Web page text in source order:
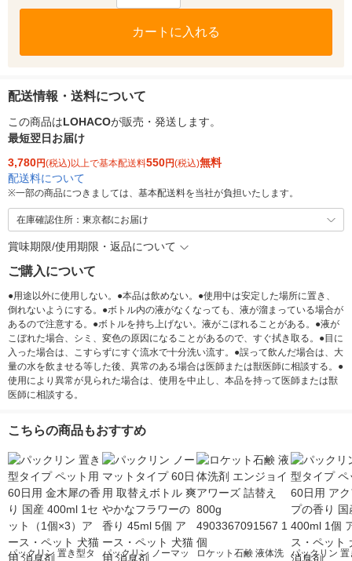
カートに入れる
配送情報・送料について
この商品はLOHACOが販売・発送します。
最短翌日お届け
3,780円(税込)以上で基本配送料550円(税込)無料
配送料について
※一部の商品につきましては、基本配送料を当社が負担いたします。
在庫確認住所：東京都にお届け
賞味期限/使用期限・返品について
ご購入について
●用途以外に使用しない。●本品は飲めない。●使用中は安定した場所に置き、
倒れないようにする。●ボトル内の液がなくなっても、液が溜まっている場合が
あるので注意する。●ボトルを持ち上げない。液がこぼれることがある。●液が
こぼれた場合、シミ、変色の原因になることがあるので、すぐ拭き取る。●目に
入った場合は、こすらずにすぐ流水で十分洗い流す。●誤って飲んだ場合は、大
量の水を飲ませる等した後、異常のある場合は医師または獣医師に相談する。●
使用により異常が見られた場合は、使用を中止し、本品を持って医師または獣
医師に相談する。
こちらの商品もおすすめ
パックリン 置き型タ
パックリン ノーマッ
ロケット石鹸 液体洗
パックリン 置